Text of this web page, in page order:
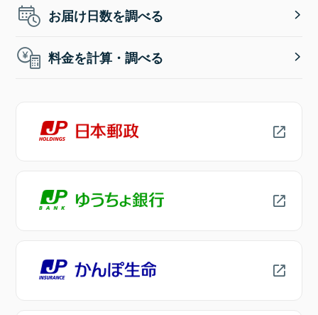
お届け日数を調べる
料金を計算・調べる